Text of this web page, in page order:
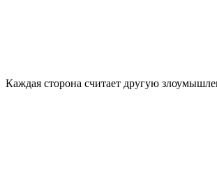
Каждая сторона считает другую